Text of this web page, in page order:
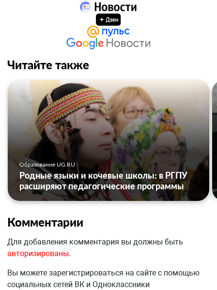
Читайте также
Образование UG.RU
Родные языки и кочевые школы: в РГПУ
расширяют педагогические программы
Комментарии
Для добавления комментария вы должны быть
авторизированы.
Вы можете зарегистрироваться на сайте с помощью
социальных сетей ВК и Одноклассники